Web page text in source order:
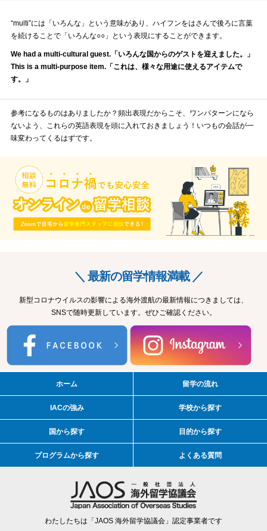
“multi”には「いろんな」という意味があり、ハイフンをはさんで後ろに言葉
を続けることで「いろんな○○」という表現にすることができます。
We had a multi-cultural guest.「いろんな国からのゲストを迎えました。」
This is a multi-purpose item.「これは、様々な用途に使えるアイテムで
す。」
参考になるものはありましたか？頻出表現だからこそ、ワンパターンになら
ないよう、これらの英語表現を頭に入れておきましょう！いつもの会話が一
味変わってくるはずです。
＼ 最新の留学情報満載 ／
新型コロナウイルスの影響による海外渡航の最新情報につきましては、
SNSで随時更新しています。ぜひご確認ください。
ホーム 留学の流れ
IACの強み 学校から探す
国から探す 目的から探す
プログラムから探す よくある質問
わたしたちは「JAOS 海外留学協議会」認定事業者です